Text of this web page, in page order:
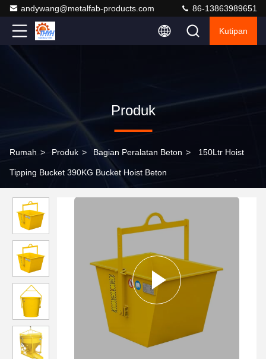
andywang@metalfab-products.com 86-13863989651
Kutipan
Produk
Rumah > Produk > Bagian Peralatan Beton > 150Ltr Hoist
Tipping Bucket 390KG Bucket Hoist Beton